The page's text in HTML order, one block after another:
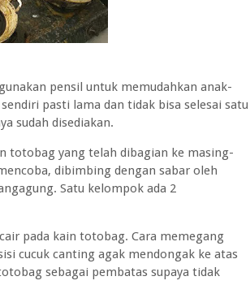
pensil untuk memudahkan anak-
pasti lama dan tidak bisa selesai satu
sudah disediakan.
totobag yang telah dibagian ke masing-
dibimbing dengan sabar oleh
Satu kelompok ada 2
pada kain totobag. Cara memegang
cucuk canting agak mendongak ke atas
sebagai pembatas supaya tidak